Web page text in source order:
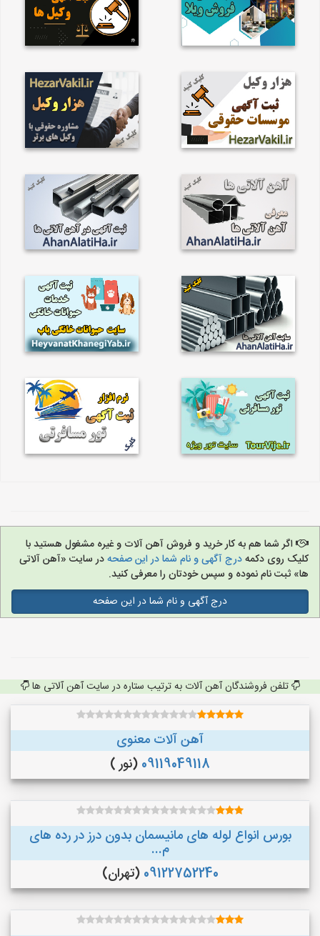
اگر شما هم به کار خرید و فروش آهن آلات و غیره مشغول هستید با
کلیک روی دکمهدرج آگهی و نام شما در این صفحهدر سایت «آهن آلاتی
ها» ثبت نام نموده و سپس خودتان را معرفی کنید.
درج آگهی و نام شما در این صفحه
تلفن فروشندگان آهن آلات به ترتیب ستاره در سایت آهن آلاتی ها
آهن آلات معنوی
09119049118 (نور )
بورس انواع لوله های مانیسمان بدون درز در رده های
م...
09122752240 (تهران)